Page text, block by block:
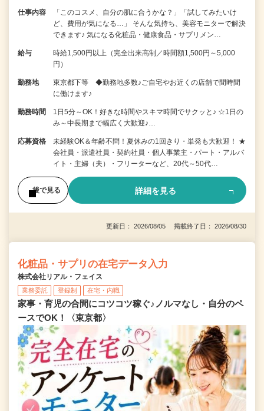
仕事内容
「このコスメ、自分の肌に合うかな？」「試してみたいけ
ど、費用が気になる…」 そんな気持ち、美容モニターで解決
できます♪ 気になる化粧品・健康食品・サプリメン…
給与
時給1,500円以上（完全出来高制／時間額1,500円～5,000
円）
勤務地
東京都下等 ◆勤務地多数♪ご自宅やお近くの店舗で間時間
に働けます♪
勤務時間
1日5分～OK！好きな時間やスキマ時間でサクッと♪ ☆1日の
み～中長期まで幅広く大歓迎♪…
応募資格
未経験OK＆年齢不問！夏休みの1回きり・単発も大歓迎！ ★
会社員・派遣社員・契約社員・個人事業主・パート・アルバ
イト・主婦（夫）・フリーターなど、20代～50代…
後で見る 詳細を見る
更新日： 2026/08/05 掲載終了日： 2026/08/30
化粧品・サプリの在宅データ入力
株式会社リアル・フェイス
業務委託 登録制 在宅・内職
家事・育児の合間にコツコツ稼ぐ♪ノルマなし・自分のペ
ースでOK！〈東京都〉